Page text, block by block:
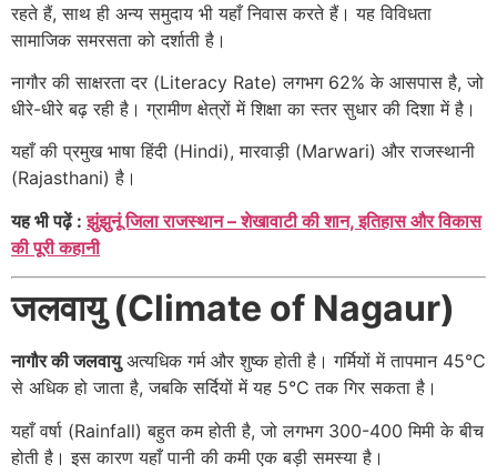
रहते हैं, साथ ही अन्य समुदाय भी यहाँ निवास करते हैं। यह विविधता
सामाजिक समरसता को दर्शाती है।
नागौर की साक्षरता दर (Literacy Rate) लगभग 62% के आसपास है, जो
धीरे-धीरे बढ़ रही है। ग्रामीण क्षेत्रों में शिक्षा का स्तर सुधार की दिशा में है।
यहाँ की प्रमुख भाषा हिंदी (Hindi), मारवाड़ी (Marwari) और राजस्थानी
(Rajasthani) है।
यह भी पढ़ें :झुंझुनूं जिला राजस्थान – शेखावाटी की शान, इतिहास और विकास
की पूरी कहानी
जलवायु (Climate of Nagaur)
नागौर की जलवायुअत्यधिक गर्म और शुष्क होती है। गर्मियों में तापमान 45°C
से अधिक हो जाता है, जबकि सर्दियों में यह 5°C तक गिर सकता है।
यहाँ वर्षा (Rainfall) बहुत कम होती है, जो लगभग 300-400 मिमी के बीच
होती है। इस कारण यहाँ पानी की कमी एक बड़ी समस्या है।